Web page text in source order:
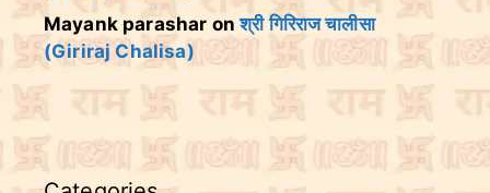
Mayank parashar onश्री गिरिराज चालीसा
(Giriraj Chalisa)